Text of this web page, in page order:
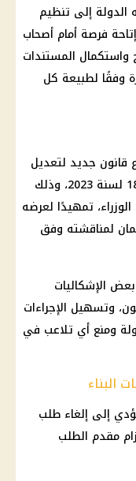
الدولة إلى تنظيم
فرصة أمام أصحاب
واستكمال المستندات
وفقًا لطبيعة كل
قانون جديد لتعديل
قانون التصالح في مخالفات البناء رقم 187 لسنة 2023، وذلك
تمهيدًا لعرضه
لمناقشته وفق
الإشكاليات
وتسهيل الإجراءات
ومنع أي تلاعب في
البناء
إلى إلغاء طلب
مقدم الطلب